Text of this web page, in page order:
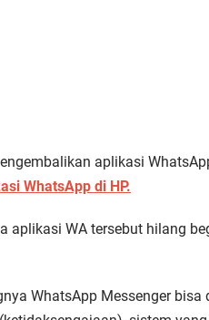
aplikasi
WhatsApp di HP.
aplikasi WA tersebut hilang
WhatsApp Messenger